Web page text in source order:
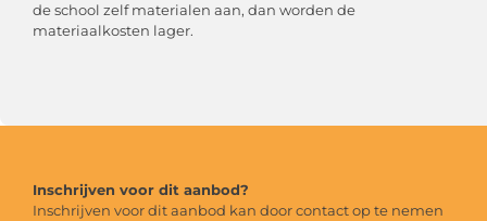
de school zelf materialen aan, dan worden de
materiaalkosten lager.
Inschrijven voor dit aanbod?
Inschrijven voor dit aanbod kan door contact op te nemen